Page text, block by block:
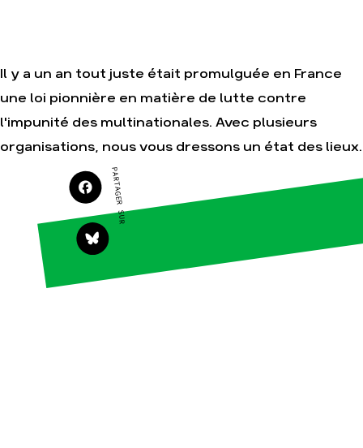
Faire un don
S'engager sur le
Agir au quotidien
Soutenir les
campagnes
Transmettre tout
ou partie de son
Télécharger
thématiques
Climat – Énergie
Agriculture
Forêts
Il y a un an tout juste était promulguée en France
une loi pionnière en matière de lutte contre
l'impunité des multinationales. Avec plusieurs
organisations, nous vous dressons un état des lieux.
PARTAGER SUR